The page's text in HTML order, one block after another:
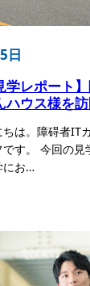
日
学レポート
ハウス様を訪
は。障碍者IT
す。 今回の見
にお…